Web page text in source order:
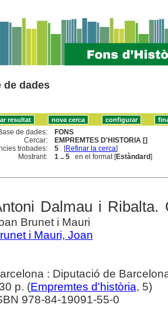
de dades
de dades:
FONS
Cercar:
EMPREMTES D'HISTORIA []
trobades:
5 [Refinar la cerca]
Mostrant:
1 .. 5 en el format [Estàndard]
Dalmau i Ribalta.
Brunet i Mauri
i Mauri, Joan
: Diputació de
p. (Empremtes d'història, 5)
978-84-19091-55-0